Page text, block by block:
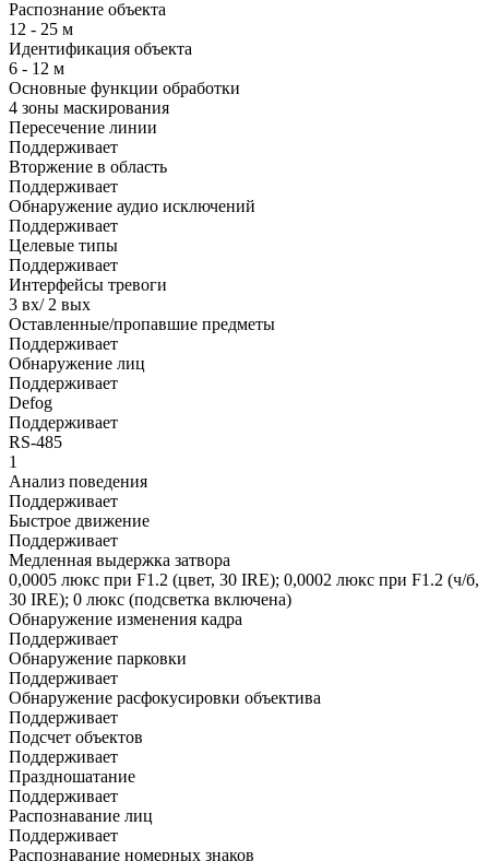
Распознание объекта
12 - 25 м
Идентификация объекта
6 - 12 м
Основные функции обработки
4 зоны маскирования
Пересечение линии
Поддерживает
Вторжение в область
Поддерживает
Обнаружение аудио исключений
Поддерживает
Целевые типы
Поддерживает
Интерфейсы тревоги
3 вх/ 2 вых
Оставленные/пропавшие предметы
Поддерживает
Обнаружение лиц
Поддерживает
Defog
Поддерживает
RS-485
1
Анализ поведения
Поддерживает
Быстрое движение
Поддерживает
Медленная выдержка затвора
0,0005 люкс при F1.2 (цвет, 30 IRE); 0,0002 люкс при F1.2 (ч/б,
30 IRE); 0 люкс (подсветка включена)
Обнаружение изменения кадра
Поддерживает
Обнаружение парковки
Поддерживает
Обнаружение расфокусировки объектива
Поддерживает
Подсчет объектов
Поддерживает
Праздношатание
Поддерживает
Распознавание лиц
Поддерживает
Распознавание номерных знаков